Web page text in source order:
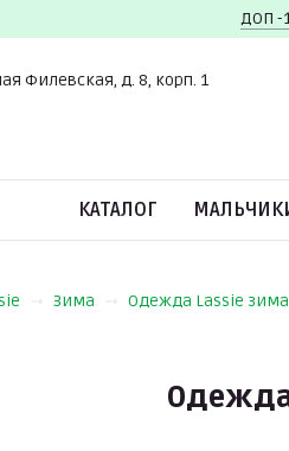
ДОП -
Филевская, д. 8, корп. 1
КАТАЛОГ
Зима Одежда Lassie